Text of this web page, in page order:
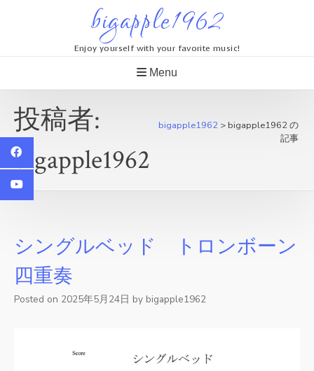
bigapple1962
Enjoy yourself with your favorite music!
Menu
投稿者:
bigapple1962
bigapple1962 > bigapple1962 の
記事
シングルベッド トロンボーン
四重奏
Posted on 2025年5月24日 by bigapple1962